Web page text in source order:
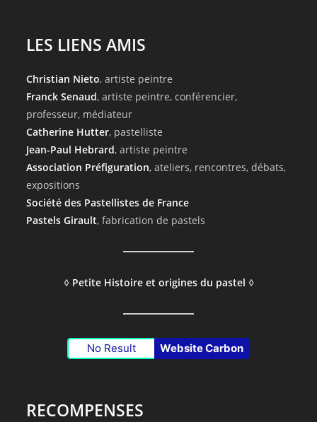
LES LIENS AMIS
Christian Nieto, artiste peintre
Franck Senaud, artiste peintre, conférencier,
professeur, médiateur
Catherine Hutter, pastelliste
Jean-Paul Hebrard, artiste peintre
Association Préfiguration, ateliers, rencontres, débats,
expositions
Société des Pastellistes de France
Pastels Girault, fabrication de pastels
◊ Petite Histoire et origines du pastel ◊
No Result Website Carbon
RECOMPENSES